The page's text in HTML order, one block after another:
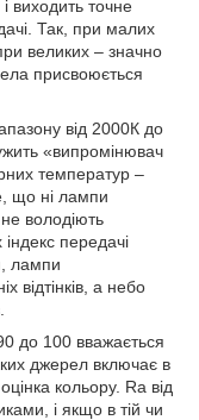
виходить точне
Так, при малих
великих – значно
присвоюється
від 2000К до
«випромінювач
температур –
що ні лампи
не володіють
передачі
лампи
відтінків, а небо
до 100 вважається
джерел включає в
кольору. Ra від
і якщо в тій чи